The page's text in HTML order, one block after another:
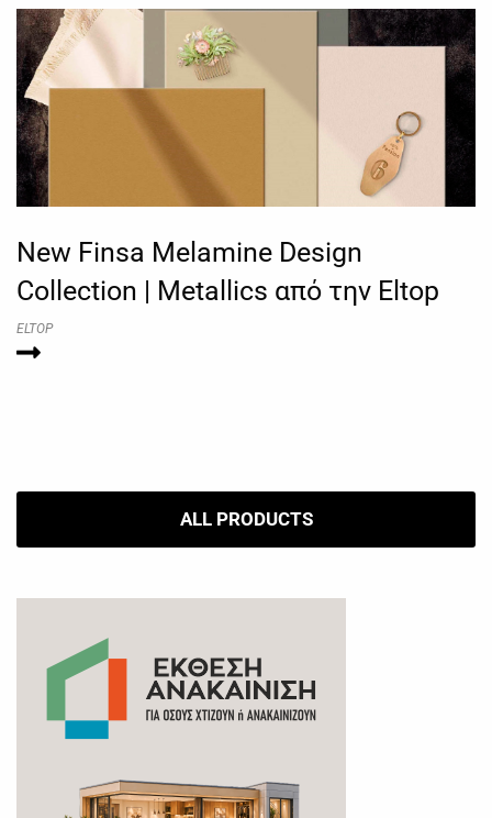
New Finsa Melamine Design
Collection | Metallics από την Eltop
ELTOP
ALL PRODUCTS